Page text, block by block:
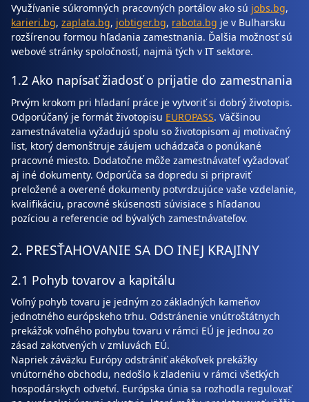
Využívanie súkromných pracovných portálov ako sú jobs.bg,
karieri.bg, zaplata.bg, jobtiger.bg, rabota.bg je v Bulharsku
rozšírenou formou hľadania zamestnania. Ďalšia možnosť sú
webové stránky spoločností, najmä tých v IT sektore.
1.2 Ako napísať žiadosť o prijatie do zamestnania
Prvým krokom pri hľadaní práce je vytvoriť si dobrý životopis.
Odporúčaný je formát životopisu EUROPASS. Väčšinou
zamestnávatelia vyžadujú spolu so životopisom aj motivačný
list, ktorý demonštruje záujem uchádzača o ponúkané
pracovné miesto. Dodatočne môže zamestnávateľ vyžadovať
aj iné dokumenty. Odporúča sa dopredu si pripraviť
preložené a overené dokumenty potvrdzujúce vaše vzdelanie,
kvalifikáciu, pracovné skúsenosti súvisiace s hľadanou
pozíciou a referencie od bývalých zamestnávateľov.
2. PRESŤAHOVANIE SA DO INEJ KRAJINY
2.1 Pohyb tovarov a kapitálu
Voľný pohyb tovaru je jedným zo základných kameňov
jednotného európskeho trhu. Odstránenie vnútroštátnych
prekážok voľného pohybu tovaru v rámci EÚ je jednou zo
zásad zakotvených v zmluvách EÚ.
Napriek záväzku Európy odstrániť akékoľvek prekážky
vnútorného obchodu, nedošlo k zladeniu v rámci všetkých
hospodárskych odvetví. Európska únia sa rozhodla regulovať